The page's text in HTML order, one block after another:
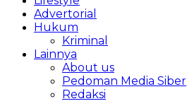
Advertorial
Hukum
Kriminal
Lainnya
About us
Pedoman Media Siber
Redaksi